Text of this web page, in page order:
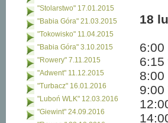
"Stolarstwo" 17.01.2015
"Babia Góra" 21.03.2015
"Tokowisko" 11.04.2015
"Babia Góra" 3.10.2015
"Rowery" 7.11.2015
"Adwent" 11.12.2015
"Turbacz" 16.01.2016
"Luboń WLK" 12.03.2016
"Giewint" 24.09.2016
18
6:00
6:15
8:00
9:00